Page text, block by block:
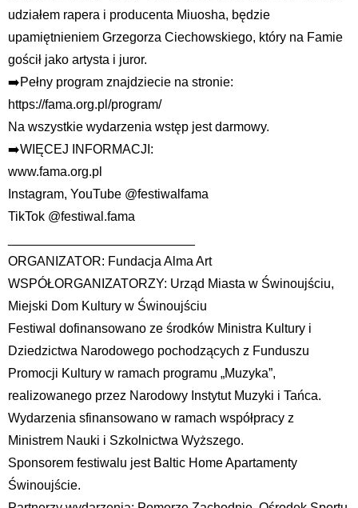
udziałem rapera i producenta Miuosha, będzie
upamiętnieniem Grzegorza Ciechowskiego, który na Famie
gościł jako artysta i juror.
➡️Pełny program znajdziecie na stronie:
https://fama.org.pl/program/
Na wszystkie wydarzenia wstęp jest darmowy.
➡️WIĘCEJ INFORMACJI:
www.fama.org.pl
Instagram, YouTube @festiwalfama
TikTok @festiwal.fama
ORGANIZATOR: Fundacja Alma Art
WSPÓŁORGANIZATORZY: Urząd Miasta w Świnoujściu,
Miejski Dom Kultury w Świnoujściu
Festiwal dofinansowano ze środków Ministra Kultury i
Dziedzictwa Narodowego pochodzących z Funduszu
Promocji Kultury w ramach programu „Muzyka”,
realizowanego przez Narodowy Instytut Muzyki i Tańca.
Wydarzenia sfinansowano w ramach współpracy z
Ministrem Nauki i Szkolnictwa Wyższego.
Sponsorem festiwalu jest Baltic Home Apartamenty
Świnoujście.